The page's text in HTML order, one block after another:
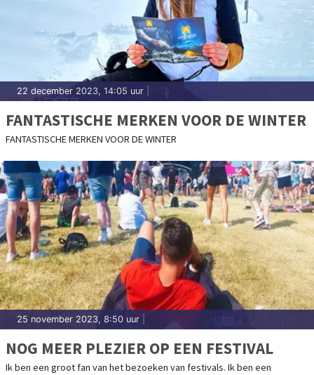
22 december 2023, 14:05 uur
FANTASTISCHE MERKEN VOOR DE WINTER
FANTASTISCHE MERKEN VOOR DE WINTER
25 november 2023, 8:50 uur
NOG MEER PLEZIER OP EEN FESTIVAL
Ik ben een groot fan van het bezoeken van festivals. Ik ben een